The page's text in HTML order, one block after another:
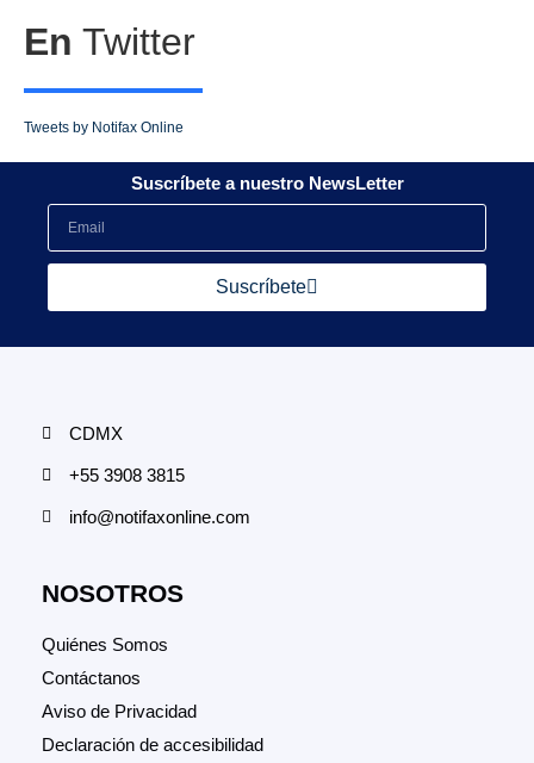
En Twitter
Tweets by Notifax Online
Suscríbete a nuestro NewsLetter
Suscríbete
CDMX
+55 3908 3815
info@notifaxonline.com
NOSOTROS
Quiénes Somos
Contáctanos
Aviso de Privacidad
Declaración de accesibilidad